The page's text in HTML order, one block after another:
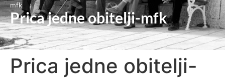
mfk
Prica jedne obitelji-mfk
Prica jedne obitelji-